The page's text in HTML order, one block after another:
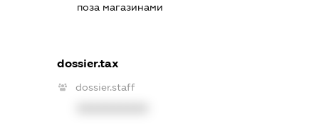
поза магазинами
dossier.tax
dossier.staff